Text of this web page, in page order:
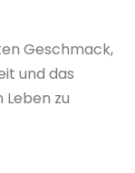
Geschmack,
und das
zu